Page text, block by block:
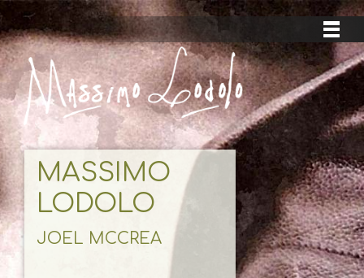
MASSIMO
LODOLO
JOEL MCCREA